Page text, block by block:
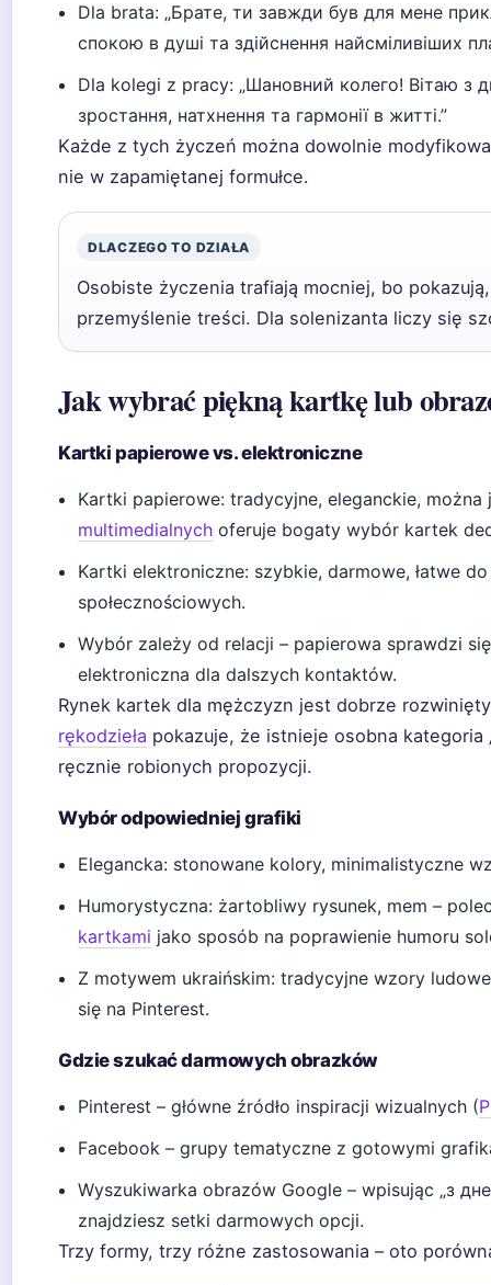
Dla brata: „Брате, ти завжди був для мене
спокою в душі та здійснення найсміливіших
Dla kolegi z pracy: „Шановний колего! Вітаю з
зростання, натхнення та гармонії в житті.”
Każde z tych życzeń można dowolnie
nie w zapamiętanej formułce.
DLACZEGO TO DZIAŁA
Osobiste życzenia trafiają mocniej, bo
przemyślenie treści. Dla solenizanta liczy się
Jak wybrać piękną kartkę lub
Kartki papierowe vs. elektroniczne
Kartki papierowe: tradycyjne, eleganckie,
multimedialnych oferuje bogaty wybór kartek
Kartki elektroniczne: szybkie, darmowe, łatwe
społecznościowych.
Wybór zależy od relacji – papierowa sprawdzi
elektroniczna dla dalszych kontaktów.
Rynek kartek dla mężczyzn jest dobrze
rękodzieła pokazuje, że istnieje osobna
ręcznie robionych propozycji.
Wybór odpowiedniej grafiki
Elegancka: stonowane kolory, minimalistyczne
Humorystyczna: żartobliwy rysunek, mem –
kartkami jako sposób na poprawienie humoru
Z motywem ukraińskim: tradycyjne wzory
się na Pinterest.
Gdzie szukać darmowych obrazków
Pinterest – główne źródło inspiracji wizualnych (
Facebook – grupy tematyczne z gotowymi
Wyszukiwarka obrazów Google – wpisując „з
znajdziesz setki darmowych opcji.
Trzy formy, trzy różne zastosowania – oto